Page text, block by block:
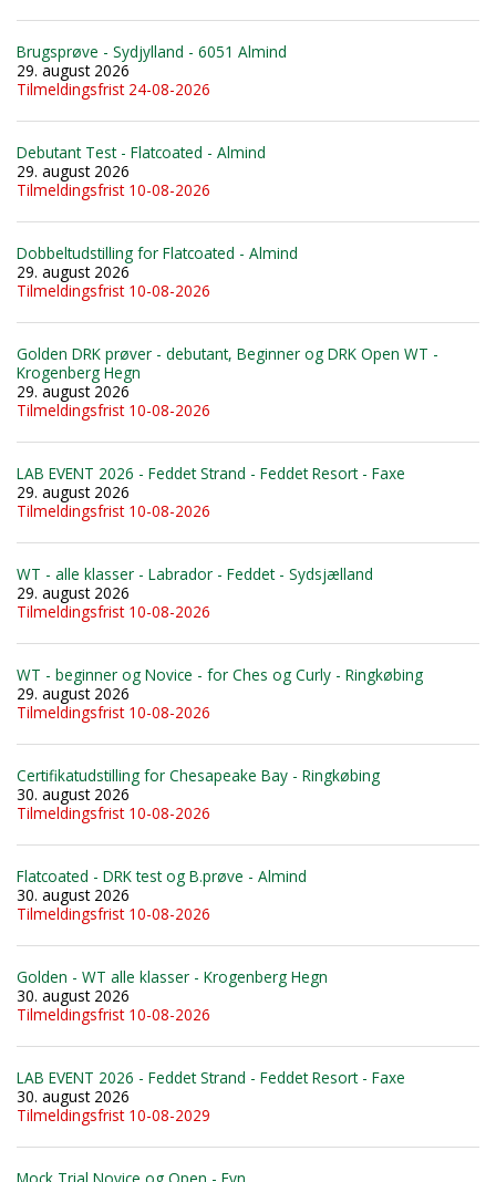
Brugsprøve - Sydjylland - 6051 Almind
29. august 2026
Tilmeldingsfrist 24-08-2026
Debutant Test - Flatcoated - Almind
29. august 2026
Tilmeldingsfrist 10-08-2026
Dobbeltudstilling for Flatcoated - Almind
29. august 2026
Tilmeldingsfrist 10-08-2026
Golden DRK prøver - debutant, Beginner og DRK Open WT -
Krogenberg Hegn
29. august 2026
Tilmeldingsfrist 10-08-2026
LAB EVENT 2026 - Feddet Strand - Feddet Resort - Faxe
29. august 2026
Tilmeldingsfrist 10-08-2026
WT - alle klasser - Labrador - Feddet - Sydsjælland
29. august 2026
Tilmeldingsfrist 10-08-2026
WT - beginner og Novice - for Ches og Curly - Ringkøbing
29. august 2026
Tilmeldingsfrist 10-08-2026
Certifikatudstilling for Chesapeake Bay - Ringkøbing
30. august 2026
Tilmeldingsfrist 10-08-2026
Flatcoated - DRK test og B.prøve - Almind
30. august 2026
Tilmeldingsfrist 10-08-2026
Golden - WT alle klasser - Krogenberg Hegn
30. august 2026
Tilmeldingsfrist 10-08-2026
LAB EVENT 2026 - Feddet Strand - Feddet Resort - Faxe
30. august 2026
Tilmeldingsfrist 10-08-2029
Mock Trial Novice og Open - Fyn